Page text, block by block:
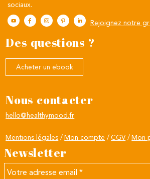
sociaux.
Rejoignez notre
Des questions ?
Acheter un ebook
Nous contacter
hello@healthymood.fr
Mentions légales Mon compte CGV Mon
Newsletter
Votre